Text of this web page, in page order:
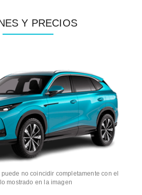
Y PRECIOS
no coincidir completamente con el
mostrado en la imagen